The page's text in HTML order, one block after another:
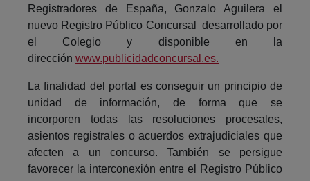
Registradores de España, Gonzalo Aguilera el
nuevo Registro Público Concursal desarrollado por
el Colegio y disponible en la
dirección www.publicidadconcursal.es.
La finalidad del portal es conseguir un principio de
unidad de información, de forma que se
incorporen todas las resoluciones procesales,
asientos registrales o acuerdos extrajudiciales que
afecten a un concurso. También se persigue
favorecer la interconexión entre el Registro Público